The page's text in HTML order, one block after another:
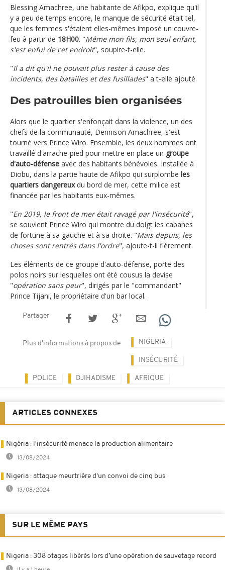
Blessing Amachree, une habitante de Afikpo, explique qu'il
y a peu de temps encore, le manque de sécurité était tel,
que les femmes s'étaient elles-mêmes imposé un couvre-
feu à partir de 18H00. "Même mon fils, mon seul enfant,
s'est enfui de cet endroit", soupire-t-elle.
"Il a dit qu'il ne pouvait plus rester à cause des
incidents, des batailles et des fusillades" a t-elle ajouté.
Des patrouilles bien organisées
Alors que le quartier s'enfonçait dans la violence, un des
chefs de la communauté, Dennison Amachree, s'est
tourné vers Prince Wiro. Ensemble, les deux hommes ont
travaillé d'arrache-pied pour mettre en place un groupe
d'auto-défense avec des habitants bénévoles. Installée à
Diobu, dans la partie haute de Afikpo qui surplombe les
quartiers dangereuxdu bord de mer, cette milice est
financée par les habitants eux-mêmes.
"En 2019, le front de mer était ravagé par l'insécurité",
se souvient Prince Wiro qui montre du doigt les cabanes
de fortune à sa gauche et à sa droite. "Mais depuis, les
choses sont rentrés dans l'ordre", ajoute-t-il fièrement.
Les éléments de ce groupe d'auto-défense, porte des
polos noirs sur lesquelles ont été cousus la devise
"opération sans peur", dirigés par le "commandant"
Prince Tijani, le propriétaire d'un bar local.
Partager
Plus d'informations à propos de NIGERIA
INSÉCURITÉ
POLICE DJIHADISME AFRIQUE
ARTICLES CONNEXES
Nigéria : l'insécurité menace la production alimentaire
13/08/2024
Nigeria : attaque meurtrière d'un convoi de cinq bus
13/08/2024
SUR LE MÊME PAYS
Nigeria : 308 otages libérés lors d’une opération de sauvetage record